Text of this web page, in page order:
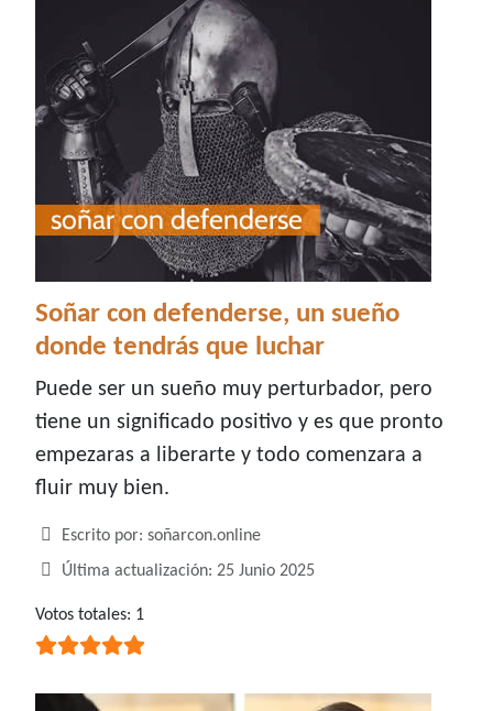
Soñar con defenderse, un sueño
donde tendrás que luchar
Puede ser un sueño muy perturbador, pero
tiene un significado positivo y es que pronto
empezaras a liberarte y todo comenzara a
fluir muy bien.
Detalles
Escrito por: soñarcon.online
Última actualización: 25 Junio 2025
Ratio:5/5
Votos totales: 1